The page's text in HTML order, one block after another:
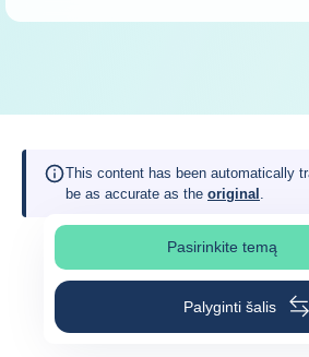
This content has been automatically
be as accurate as the original .
Pasirinkite temą
Pasirinkite
Palyginti šalis